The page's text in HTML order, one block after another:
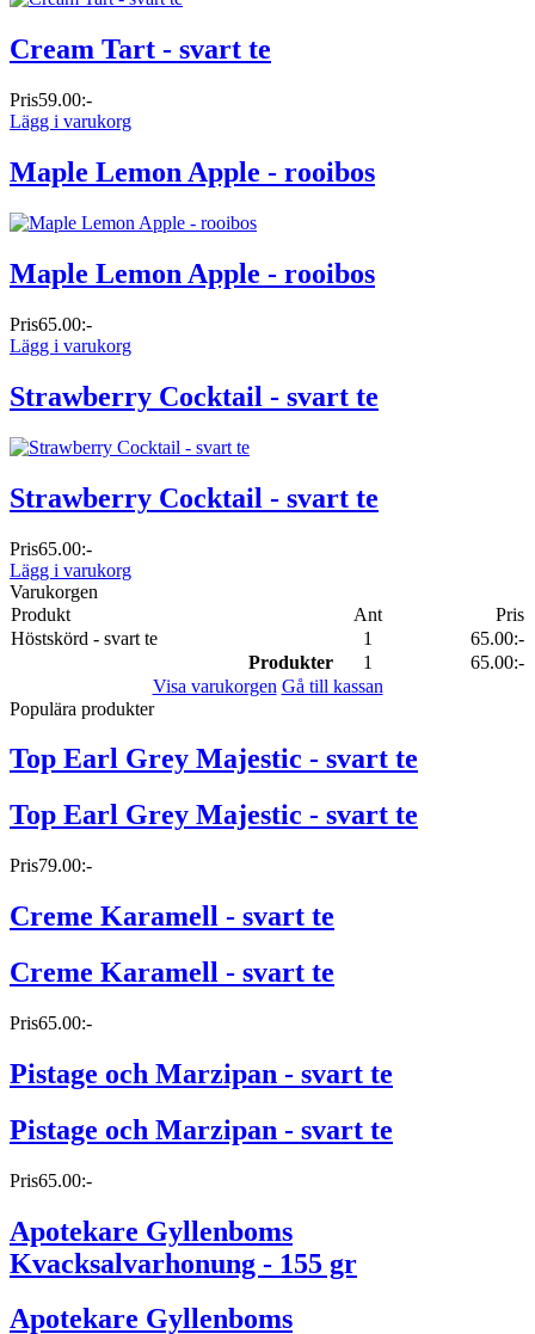
Cream Tart - svart te
Pris59.00:-
Lägg i varukorg
Maple Lemon Apple - rooibos
Maple Lemon Apple - rooibos
Pris65.00:-
Lägg i varukorg
Strawberry Cocktail - svart te
Strawberry Cocktail - svart te
Pris65.00:-
Lägg i varukorg
Varukorgen
Produkt
Ant
Pris
Höstskörd - svart te
1
65.00:-
Produkter
1
65.00:-
Visa varukorgen Gå till kassan
Populära produkter
Top Earl Grey Majestic - svart te
Top Earl Grey Majestic - svart te
Pris79.00:-
Creme Karamell - svart te
Creme Karamell - svart te
Pris65.00:-
Pistage och Marzipan - svart te
Pistage och Marzipan - svart te
Pris65.00:-
Apotekare Gyllenboms
Kvacksalvarhonung - 155 gr
Apotekare Gyllenboms